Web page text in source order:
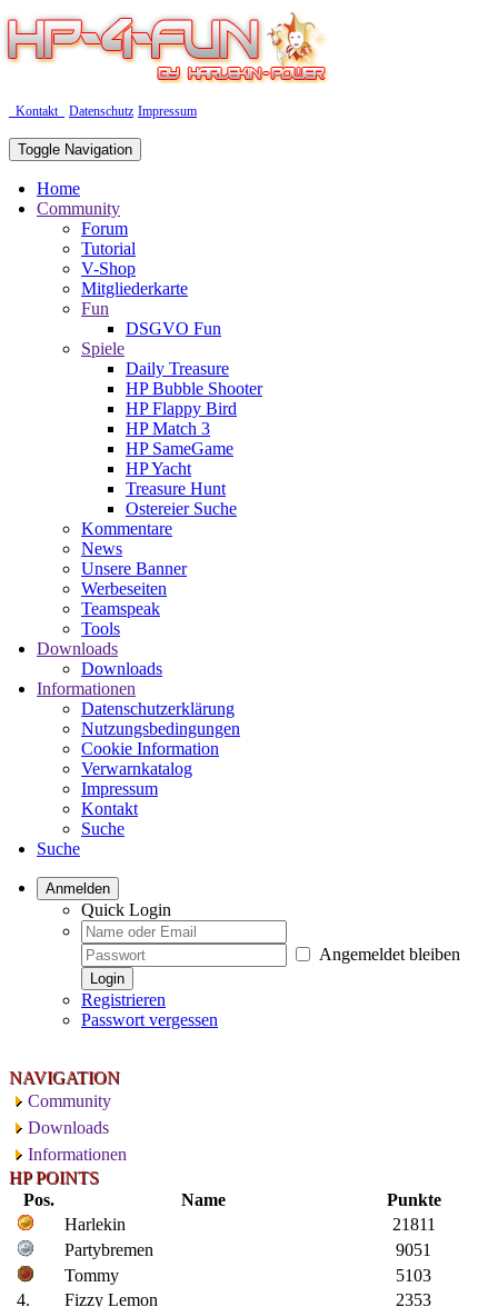
Kontakt Datenschutz Impressum
Toggle Navigation
Home
Community
Forum
Tutorial
V-Shop
Mitgliederkarte
Fun
DSGVO Fun
Spiele
Daily Treasure
HP Bubble Shooter
HP Flappy Bird
HP Match 3
HP SameGame
HP Yacht
Treasure Hunt
Ostereier Suche
Kommentare
News
Unsere Banner
Werbeseiten
Teamspeak
Tools
Downloads
Downloads
Informationen
Datenschutzerklärung
Nutzungsbedingungen
Cookie Information
Verwarnkatalog
Impressum
Kontakt
Suche
Suche
Anmelden
Quick Login
Angemeldet bleiben
Login
Registrieren
Passwort vergessen
NAVIGATION
Community
Downloads
Informationen
HP POINTS
Pos.
Name
Punkte
Harlekin
21811
Partybremen
9051
Tommy
5103
4.
Fizzy Lemon
2353